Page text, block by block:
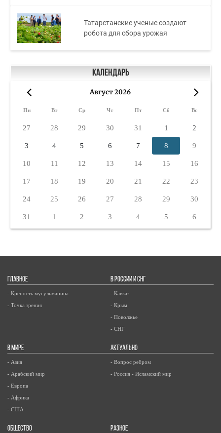
Татарстанские ученые создают
робота для сбора урожая
Календарь
Август 2026
Пн Вт Ср Чт Пт Сб Вс
27 28 29 30 31 1 2
3 4 5 6 7 8 9
10 11 12 13 14 15 16
17 18 19 20 21 22 23
24 25 26 27 28 29 30
31 1 2 3 4 5 6
ГЛАВНОЕ
- Крепость мусульманина
- Точка зрения
В РОССИИ И СНГ
- Кавказ
- Крым
- Поволжье
- СНГ
В МИРЕ
- Азия
- Арабский мир
- Европа
- Африка
- США
АКТУАЛЬНО
- Вопрос ребром
- Россия - Исламский мир
ОБЩЕСТВО РАЗНОЕ